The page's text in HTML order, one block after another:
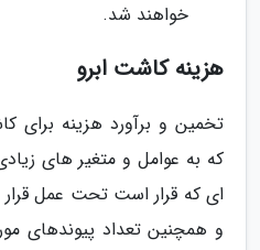
خواهند شد.
هزینه کاشت ابرو
تخمین و برآورد هزینه برای
که به عوامل و متغیر های
ای که قرار است تحت عمل قرار
و همچنین تعداد پیوندهای